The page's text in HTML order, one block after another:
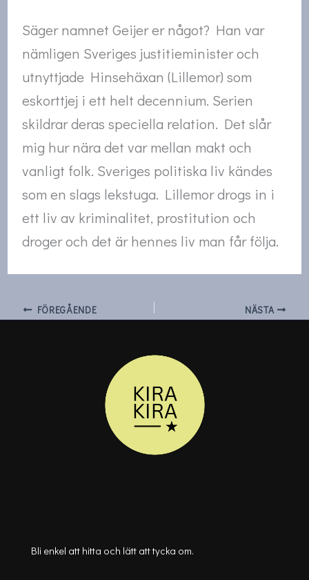
Säger namnet Geijer er något? Han var
nämligen Sveriges justitieminister och
utnyttjade Hinsehäxan (Lillemor) som
eskorttjej i ett helt decennium. Serien
skildrar deras speciella relation. Det slår
mig hur nära det var mellan makt och
vanligt folk. Sveriges politiska liv kändes
som en slags lekstuga. Lillemor drogs in i
ett liv av kriminalitet, prostitution och
droger och det är hennes liv man får följa.
FÖREGÅENDE NÄSTA
Bli enkel att hitta och lätt att tycka om.